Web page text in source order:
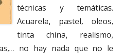
técnicas y temáticas.
Acuarela, pastel, oleos,
tinta china, realismo,
no hay nada que no le